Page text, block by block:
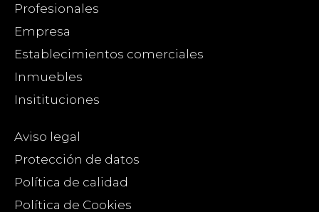
Profesionales
Empresa
Establecimientos comerciales
Inmuebles
Insitituciones
Aviso legal
Protección de datos
Política de calidad
Política de Cookies